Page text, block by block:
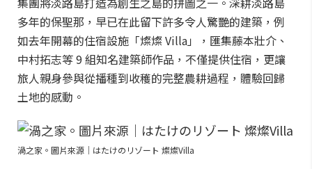
多年的保聖那，早已在此留下許多令人驚艷的建築，例
如去年開幕的住宿設施「燦燦 Villa」，匯集藤本壯介、
中村拓志等 9 組知名建築師作品，不僅提供住宿，更讓
旅人親身參與從播種到收穫的完整農耕過程，體驗回歸
土地的感動。
渦之家。圖片來源｜はたけのリゾート 燦燦Villa